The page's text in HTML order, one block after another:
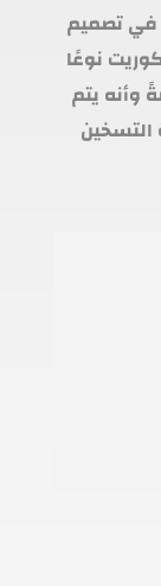
في تصميم
نوعًا
وأنه يتم
التسخين